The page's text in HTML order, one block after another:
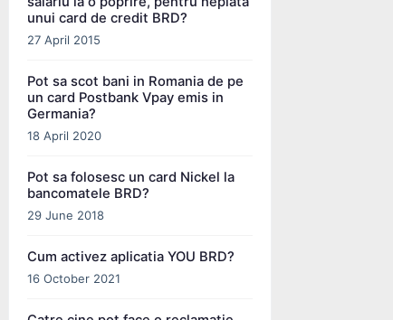
unui card de credit BRD?
27 April 2015
Pot sa scot bani in Romania de pe
un card Postbank Vpay emis in
Germania?
18 April 2020
Pot sa folosesc un card Nickel la
bancomatele BRD?
29 June 2018
Cum activez aplicatia YOU BRD?
16 October 2021